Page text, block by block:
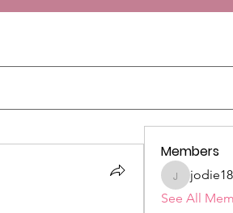
Members
jodie189
See All